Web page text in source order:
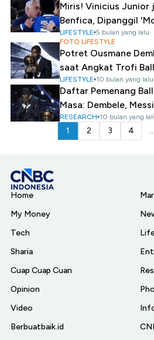
Miris! Vinicius Junior
Benfica, Dipanggil
LIFESTYLE 5 bulan yang lalu
FOTO LIFESTYLE
Potret Ousmane
saat Angkat Trofi
LIFESTYLE 10 bulan yang lalu
Daftar Pemenang
Masa: Dembele,
RESEARCH 10 bulan yang
1 2 3 4 ...
Home
My Money
Tech
Sharia
Cuap Cuap Cuan
Opinion
Video
Berbuatbaik.id